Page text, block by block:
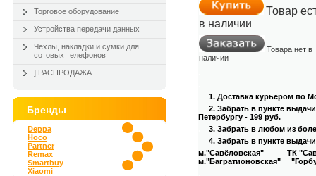
Торговое оборудование
Устройства передачи данных
Чехлы, накладки и сумки для
сотовых телефонов
] РАСПРОДАЖА
Бренды
Deppa
Hoco
Partner
Remax
Smartbuy
Xiaomi
Товар
в наличии
Товара нет в
наличии
1. Доставка курьером по
2. Забрать в пункте
Петербургу - 199 руб.
3. Забрать в любом из
4. Забрать в пункте
м."Савёловская" ТК
м."Багратионовская"